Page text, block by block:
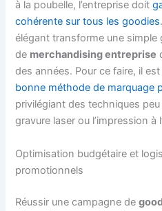
à la poubelle, l’entreprise doit
cohérente sur tous les goodies
élégant transforme une simple
de merchandising entreprise
des années. Pour ce faire, il
bonne méthode de marquage
privilégiant des techniques
gravure laser ou l’impression à
Optimisation budgétaire et
promotionnels
Réussir une campagne de